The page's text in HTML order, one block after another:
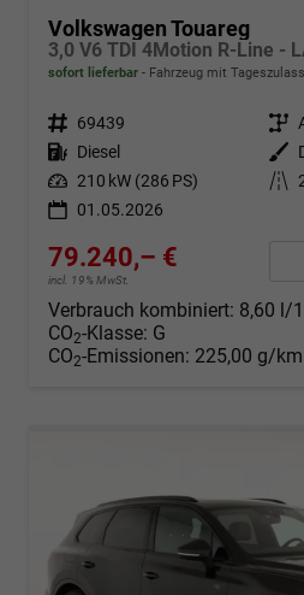
Volkswagen Touareg
3,0 V6 TDI 4Motion R-Line -
sofort lieferbar Fahrzeug mit
Fahrzeugnr. 69439 Getriebe
Kraftstoff Diesel Außenfarbe
Leistung 210 kW (286 PS) Kilometerstand
01.05.2026
79.240,– €
incl. 19% MwSt.
Verbrauch kombiniert: 8,60 l/
CO2-Klasse: G
CO2-Emissionen: 225,00 g/km